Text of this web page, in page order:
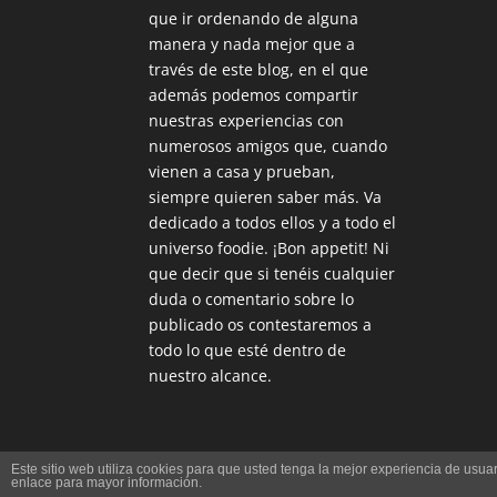
que ir ordenando de alguna
manera y nada mejor que a
través de este blog, en el que
además podemos compartir
nuestras experiencias con
numerosos amigos que, cuando
vienen a casa y prueban,
siempre quieren saber más. Va
dedicado a todos ellos y a todo el
universo foodie. ¡Bon appetit! Ni
que decir que si tenéis cualquier
duda o comentario sobre lo
publicado os contestaremos a
todo lo que esté dentro de
nuestro alcance.
Diseñado por Elegant Themes | Desarrollado
Este sitio web utiliza cookies para que usted tenga la mejor experiencia de
enlace para mayor información.